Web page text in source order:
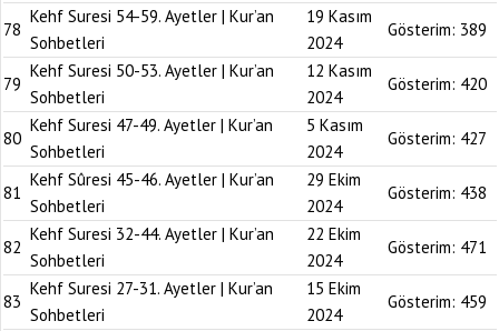
78
Kehf Suresi 54-59. Ayetler | Kur’an
Sohbetleri
19 Kasım
2024
Gösterim: 389
79
Kehf Suresi 50-53. Ayetler | Kur’an
Sohbetleri
12 Kasım
2024
Gösterim: 420
80
Kehf Suresi 47-49. Ayetler | Kur’an
Sohbetleri
5 Kasım
2024
Gösterim: 427
81
Kehf Sûresi 45-46. Ayetler | Kur’an
Sohbetleri
29 Ekim
2024
Gösterim: 438
82
Kehf Suresi 32-44. Ayetler | Kur’an
Sohbetleri
22 Ekim
2024
Gösterim: 471
83
Kehf Suresi 27-31. Ayetler | Kur’an
Sohbetleri
15 Ekim
2024
Gösterim: 459